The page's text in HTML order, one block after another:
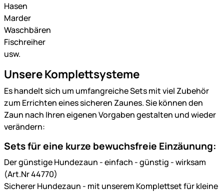
Hasen
Marder
Waschbären
Fischreiher
usw.
Unsere Komplettsysteme
Es handelt sich um umfangreiche Sets mit viel Zubehör
zum Errichten eines sicheren Zaunes. Sie können den
Zaun nach Ihren eigenen Vorgaben gestalten und wieder
verändern:
Sets für eine kurze bewuchsfreie Einzäunung:
Der günstige Hundezaun - einfach - günstig - wirksam
(Art.Nr 44770)
Sicherer Hundezaun - mit unserem Komplettset für kleine